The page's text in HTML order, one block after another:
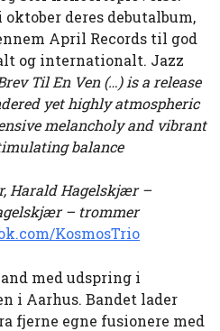
oktober deres debutalbum,
April Records til god
og internationalt. Jazz
Til En Ven (…) is a release
yet highly atmospheric
melancholy and vibrant
balance
Harald Hagelskjær –
– trommer
KosmosTrio
med udspring i
i Aarhus. Bandet lader
fjerne egne fusionere med